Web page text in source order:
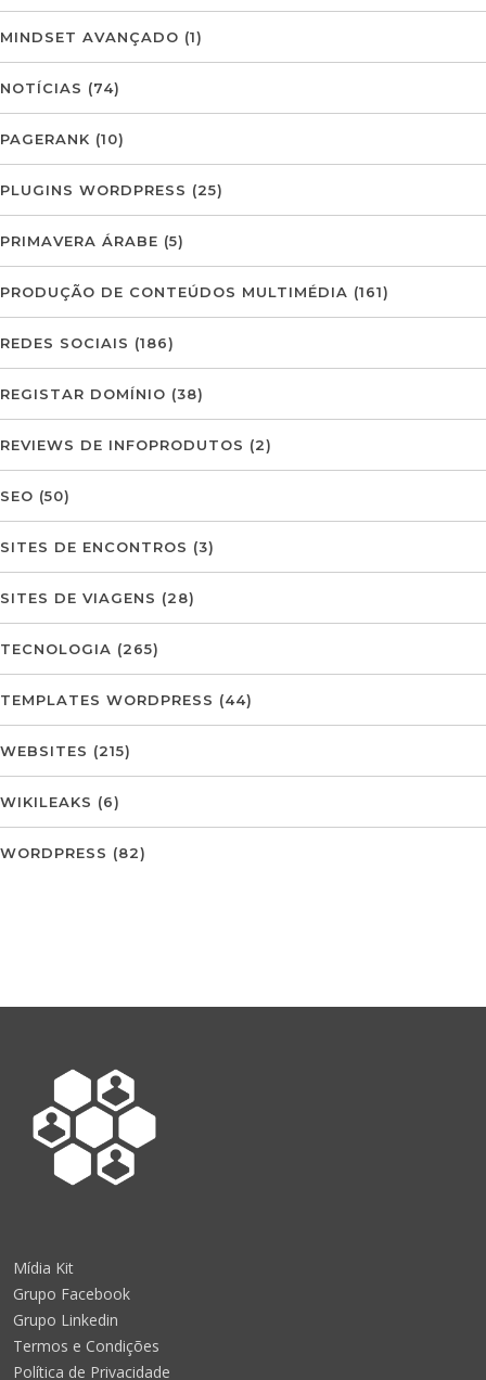
MINDSET AVANÇADO (1)
NOTÍCIAS (74)
PAGERANK (10)
PLUGINS WORDPRESS (25)
PRIMAVERA ÁRABE (5)
PRODUÇÃO DE CONTEÚDOS MULTIMÉDIA (161)
REDES SOCIAIS (186)
REGISTAR DOMÍNIO (38)
REVIEWS DE INFOPRODUTOS (2)
SEO (50)
SITES DE ENCONTROS (3)
SITES DE VIAGENS (28)
TECNOLOGIA (265)
TEMPLATES WORDPRESS (44)
WEBSITES (215)
WIKILEAKS (6)
WORDPRESS (82)
Mídia Kit
Grupo Facebook
Grupo Linkedin
Termos e Condições
Política de Privacidade